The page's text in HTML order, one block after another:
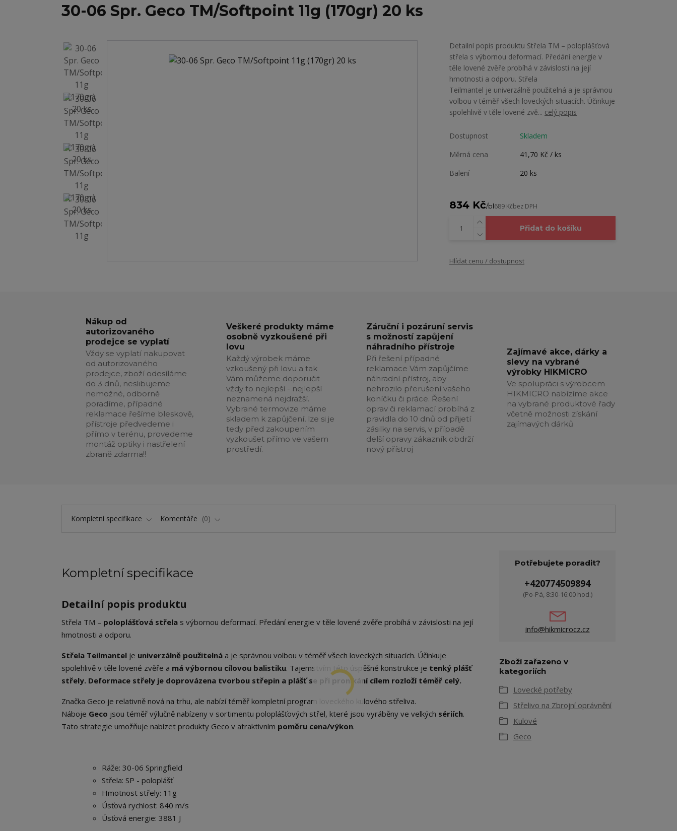
30-06 Spr. Geco TM/Softpoint 11g (170gr) 20 ks
Detailní popis produktu Střela TM – poloplášťová
střela s výbornou deformací. Předání energie v
těle lovené zvěře probíhá v závislosti na její
hmotnosti a odporu. Střela
Teilmantel je univerzálně použitelná a je správnou
volbou v téměř všech loveckých situacích. Účinkuje
spolehlivě v těle lovené zvě... celý popis
Dostupnost
Skladem
Měrná cena
41,70 Kč / ks
Balení
20 ks
834 Kč/bl689 Kčbez DPH
Přidat do košíku
Hlídat cenu / dostupnost
Nákup od
autorizovaného
prodejce se vyplatí
Vždy se vyplatí nakupovat
od autorizovaného
prodejce, zboží odesíláme
do 3 dnů, neslibujeme
nemožné, odborně
poradíme, případné
reklamace řešíme bleskově,
přístroje předvedeme i
přímo v terénu, provedeme
montáž optiky i nastřelení
zbraně zdarma!!
Veškeré produkty máme
osobně vyzkoušené při
lovu
Každý výrobek máme
vzkoušený při lovu a tak
Vám můžeme doporučit
vždy to nejlepší - nejlepší
neznamená nejdražší.
Vybrané termovize máme
skladem k zapůjčení, lze si je
tedy před zakoupením
vyzkoušet přímo ve vašem
prostředí.
Záruční i pozáruní servis
s možností zapůjení
náhradního přístroje
Při řešení případné
reklamace Vám zapůjčíme
náhradní přístroj, aby
nehrozilo přerušení vašeho
koníčku či práce. Řešení
oprav či reklamací probíhá z
pravidla do 10 dnů od přijetí
zásilky na servis, v případě
delší opravy zákazník obdrží
nový přístroj
Zajímavé akce, dárky a
slevy na vybrané
výrobky HIKMICRO
Ve spolupráci s výrobcem
HIKMICRO nabízíme akce
na vybrané produktové řady
včetně možnosti získání
zajímavých dárků
Kompletní specifikace Komentáře 0
Kompletní specifikace
Detailní popis produktu
Střela TM – poloplášťová střela s výbornou deformací. Předání energie v těle lovené zvěře probíhá v závislosti na její
hmotnosti a odporu.
Střela Teilmantel je univerzálně použitelná a je správnou volbou v téměř všech loveckých situacích. Účinkuje
spolehlivě v těle lovené zvěře a má výbornou cílovou balistiku. Tajemstvím této úspěšné konstrukce je tenký plášť
střely. Deformace střely je doprovázena tvorbou střepin a plášť se při pronikání cílem rozloží téměř celý.
Značka Geco je relativně nová na trhu, ale nabízí téměř kompletní program loveckého kulového střeliva.
Náboje Geco jsou téměř výlučně nabízeny v sortimentu poloplášťových střel, které jsou vyráběny ve velkých sériích.
Tato strategie umožňuje nabízet produkty Geco v atraktivním poměru cena/výkon.
Ráže: 30-06 Springfield
Střela: SP - poloplášť
Hmotnost střely: 11g
Úsťová rychlost: 840 m/s
Úsťová energie: 3881 J
Potřebujete poradit?
+420774509894
(Po-Pá, 8:30-16:00 hod.)
info@hikmicrocz.cz
Zboží zařazeno v
kategoriích
Lovecké potřeby
Střelivo na Zbrojní oprávnění
Kulové
Geco